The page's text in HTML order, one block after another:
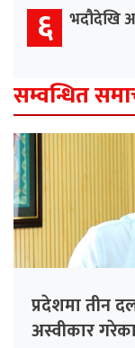
६ भदौदेखि
सम्वन्धित
प्रदेशमा तीन
अस्वीकार